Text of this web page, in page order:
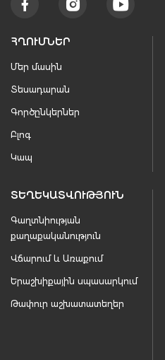
ՀՂՈՒՄՆԵՐ
Մեր մասին
Տեսադարան
Գործընկերներ
Բլոգ
Կապ
ՏԵՂԵԿԱՏՎՈՒԹՅՈՒՆ
Գաղտնիության
քաղաքականություն
Վճարում և Առաքում
Երաշխիքային սպասարկում
Թափուր աշխատատեղեր